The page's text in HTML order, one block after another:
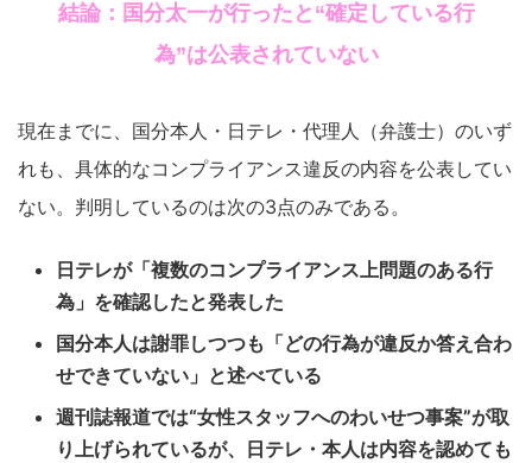
結論：国分太一が行ったと“確定している行
為”は公表されていない
現在までに、国分本人・日テレ・代理人（弁護士）のいず
れも、具体的なコンプライアンス違反の内容を公表してい
ない。判明しているのは次の3点のみである。
日テレが「複数のコンプライアンス上問題のある行
為」を確認したと発表した
国分本人は謝罪しつつも「どの行為が違反か答え合わ
せできていない」と述べている
週刊誌報道では“女性スタッフへのわいせつ事案”が取
り上げられているが、日テレ・本人は内容を認めても